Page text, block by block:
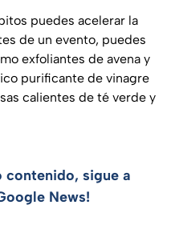
puedes acelerar la
de un evento, puedes
exfoliantes de avena y
purificante de vinagre
calientes de té verde y
contenido, sigue a
News!